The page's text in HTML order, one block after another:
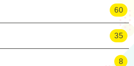
60
35
8